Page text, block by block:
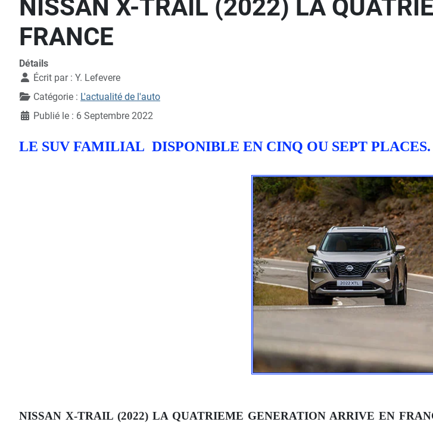
NISSAN X-TRAIL (2022) LA
FRANCE
Détails
Écrit par : Y. Lefevere
Catégorie : L'actualité de l'auto
Publié le : 6 Septembre 2022
LE SUV FAMILIAL DISPONIBLE EN CINQ OU SEPT PLACES.
NISSAN X-TRAIL (2022) LA QUATRIEME GENERATION ARRIVE EN